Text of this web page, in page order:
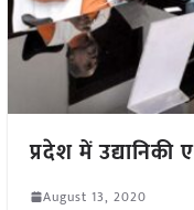
प्रदेश में
August 13, 2020